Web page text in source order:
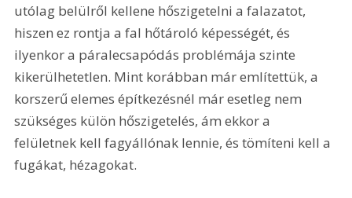
utólag belülről kellene hőszigetelni a falazatot,
hiszen ez rontja a fal hőtároló képességét, és
ilyenkor a páralecsapódás problémája szinte
kikerülhetetlen. Mint korábban már említettük, a
korszerű elemes építkezésnél már esetleg nem
szükséges külön hőszigetelés, ám ekkor a
felületnek kell fagyállónak lennie, és tömíteni kell a
fugákat, hézagokat.